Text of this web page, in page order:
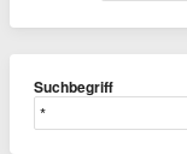
Suchbegriff